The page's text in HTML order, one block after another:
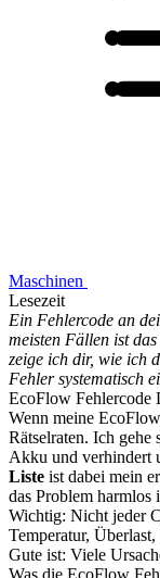
Maschinen
Lesezeit
Ein Fehlercode an
meisten Fällen ist
zeige ich dir, wie ich
Fehler systematisch
EcoFlow Fehlercode
Wenn meine
Rätselraten. Ich gehe
Akku und verhindert
Liste ist dabei mein
das Problem harmlos
Wichtig: Nicht jeder
Temperatur,
Gute ist: Viele
Was die EcoFlow